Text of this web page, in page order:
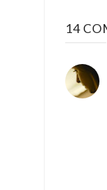
14